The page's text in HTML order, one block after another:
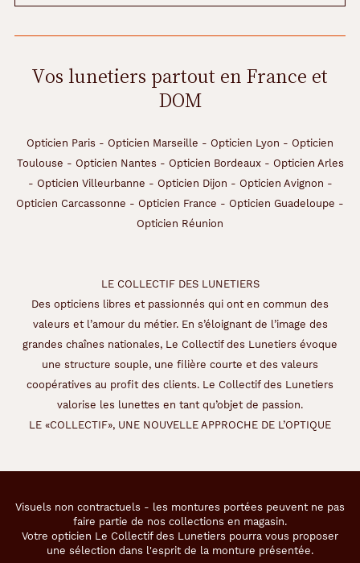
Vos lunetiers partout en France et
DOM
Opticien Paris - Opticien Marseille - Opticien Lyon - Opticien
Toulouse - Opticien Nantes - Opticien Bordeaux- Opticien Arles
- Opticien Villeurbanne - Opticien Dijon - Opticien Avignon -
Opticien Carcassonne - Opticien France - Opticien Guadeloupe -
Opticien Réunion
LE COLLECTIF DES LUNETIERS
Des opticiens libres et passionnés qui ont en commun des
valeurs et l’amour du métier. En s’éloignant de l’image des
grandes chaînes nationales, Le Collectif des Lunetiers évoque
une structure souple, une filière courte et des valeurs
coopératives au profit des clients. Le Collectif des Lunetiers
valorise les lunettes en tant qu’objet de passion.
LE «COLLECTIF», UNE NOUVELLE APPROCHE DE L’OPTIQUE
Visuels non contractuels - les montures portées peuvent ne pas
faire partie de nos collections en magasin.
Votre opticien Le Collectif des Lunetiers pourra vous proposer
une sélection dans l'esprit de la monture présentée.